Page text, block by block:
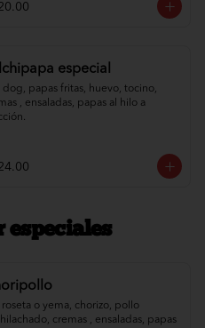
especial
dog, papas fritas, huevo, tocino,
, ensaladas, papas al hilo a
especiales
roseta o yema, chorizo, pollo
cremas , ensaladas, papas